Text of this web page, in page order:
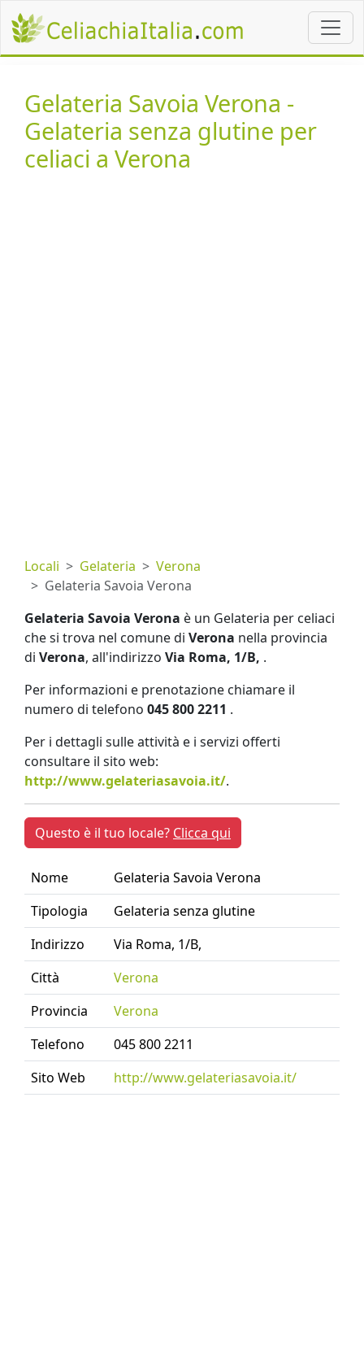
Gelateria Savoia Verona -
Gelateria senza glutine per
celiaci a Verona
Locali Gelateria
Verona
Gelateria Savoia Verona
Gelateria Savoia Verona è un Gelateria per celiaci
che si trova nel comune di Verona nella provincia
di Verona, all'indirizzo Via Roma, 1/B, .
Per informazioni e prenotazione chiamare il
numero di telefono 045 800 2211 .
Per i dettagli sulle attività e i servizi offerti
consultare il sito web:
http://www.gelateriasavoia.it/.
Questo è il tuo locale? Clicca qui
Nome
Gelateria Savoia Verona
Tipologia
Gelateria senza glutine
Indirizzo
Via Roma, 1/B,
Città
Verona
Provincia
Verona
Telefono
045 800 2211
Sito Web
http://www.gelateriasavoia.it/